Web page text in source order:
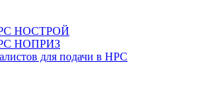
НОСТРОЙ
НОПРИЗ
для подачи в НРС